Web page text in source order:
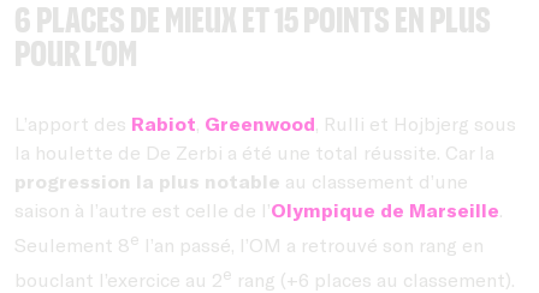
6 places de mieux et 15 points en plus
pour l’OM
L’apport des Rabiot, Greenwood, Rulli et Hojbjerg sous
la houlette de De Zerbi a été une total réussite. Car la
progression la plus notable au classement d’une
saison à l’autre est celle de l’Olympique de Marseille.
Seulement 8e l’an passé, l’OM a retrouvé son rang en
bouclant l’exercice au 2e rang (+6 places au classement).